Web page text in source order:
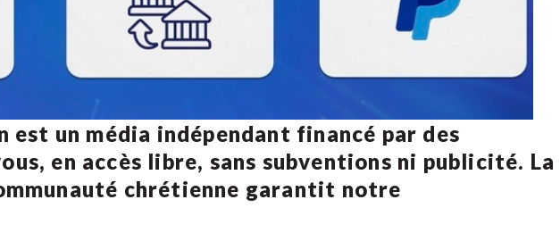
est un média indépendant financé par des
en accès libre, sans subventions ni publicité. La
chrétienne garantit notre